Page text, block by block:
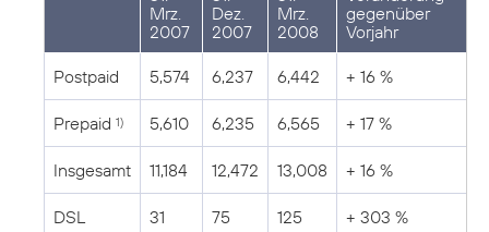
Mrz.
2007
Dez.
2007
Mrz.
2008
gegenüber
Vorjahr
Postpaid 5,574 6,237 6,442 + 16 %
Prepaid 1) 5,610 6,235 6,565 + 17 %
Insgesamt 11,184 12,472 13,008 + 16 %
DSL
31
75
125
+ 303 %